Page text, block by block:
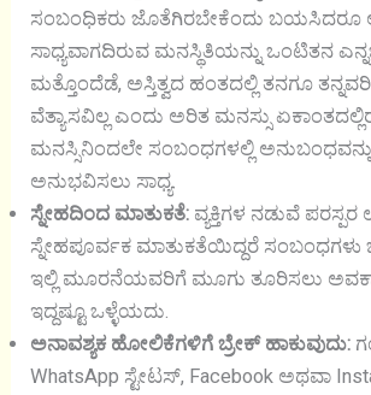
ಸಂಬಂಧಿಕರು ಜೊತೆಗಿರಬೇಕೆಂದು ಬಯಸಿದರೂ
ಸಾಧ್ಯವಾಗದಿರುವ ಮನಸ್ಥಿತಿಯನ್ನು ಒಂಟಿತನ
ಮತ್ತೊಂದೆಡೆ, ಅಸ್ತಿತ್ವದ ಹಂತದಲ್ಲಿ ತನಗೂ
ವೆತ್ಯಾಸವಿಲ್ಲ ಎಂದು ಅರಿತ ಮನಸ್ಸು
ಮನಸ್ಸಿನಿಂದಲೇ ಸಂಬಂಧಗಳಲ್ಲಿ
ಅನುಭವಿಸಲು ಸಾಧ್ಯ.
ಸ್ನೇಹದಿಂದ ಮಾತುಕತೆ: ವ್ಯಕ್ತಿಗಳ ನಡುವೆ
ಸ್ನೇಹಪೂರ್ವಕ ಮಾತುಕತೆಯಿದ್ದರೆ ಸಂಬಂಧಗಳು
ಇಲ್ಲಿ ಮೂರನೆಯವರಿಗೆ ಮೂಗು ತೂರಿಸಲು
ಇದ್ದಷ್ಟೂ ಒಳ್ಳೆಯದು.
ಅನಾವಶ್ಯಕ ಹೋಲಿಕೆಗಳಿಗೆ ಬ್ರೇಕ್ ಹಾಕುವುದು:
WhatsApp ಸ್ಟೇಟಸ್, Facebook ಅಥವಾ